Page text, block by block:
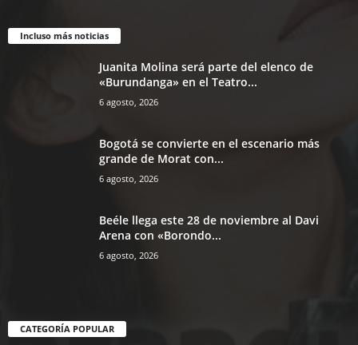
Incluso más noticias
Juanita Molina será parte del elenco de
«Burundanga» en el Teatro...
6 agosto, 2026
Bogotá se convierte en el escenario más
grande de Morat con...
6 agosto, 2026
Beéle llega este 28 de noviembre al Davi
Arena con «Borondo...
6 agosto, 2026
CATEGORÍA POPULAR